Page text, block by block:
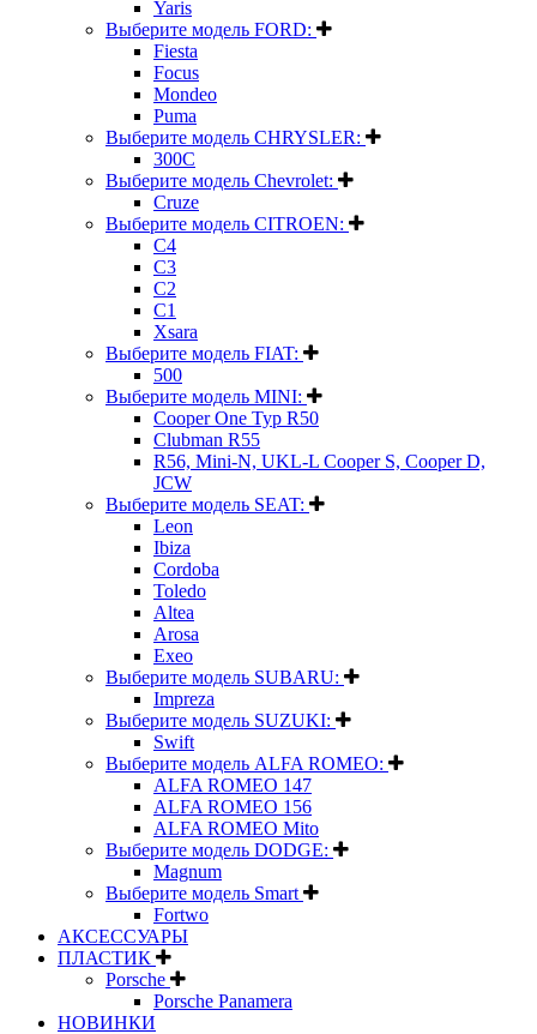
Yaris
Выберите модель FORD:
Fiesta
Focus
Mondeo
Puma
Выберите модель CHRYSLER:
300C
Выберите модель Chevrolet:
Cruze
Выберите модель CITROEN:
C4
C3
C2
C1
Xsara
Выберите модель FIAT:
500
Выберите модель MINI:
Cooper One Typ R50
Clubman R55
R56, Mini-N, UKL-L Cooper S, Cooper D,
JCW
Выберите модель SEAT:
Leon
Ibiza
Cordoba
Toledo
Altea
Arosa
Exeo
Выберите модель SUBARU:
Impreza
Выберите модель SUZUKI:
Swift
Выберите модель ALFA ROMEO:
ALFA ROMEO 147
ALFA ROMEO 156
ALFA ROMEO Mito
Выберите модель DODGE:
Magnum
Выберите модель Smart
Fortwo
АКСЕССУАРЫ
ПЛАСТИК
Porsche
Porsche Panamera
НОВИНКИ